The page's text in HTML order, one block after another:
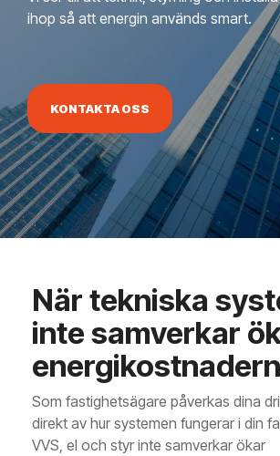
ihop så att energin används smart.
KONTAKTA OSS
När tekniska
inte samverkar
Som fastighetsägare påverkas dina
direkt av hur systemen fungerar i din
VVS, el och styr inte samverkar ökar